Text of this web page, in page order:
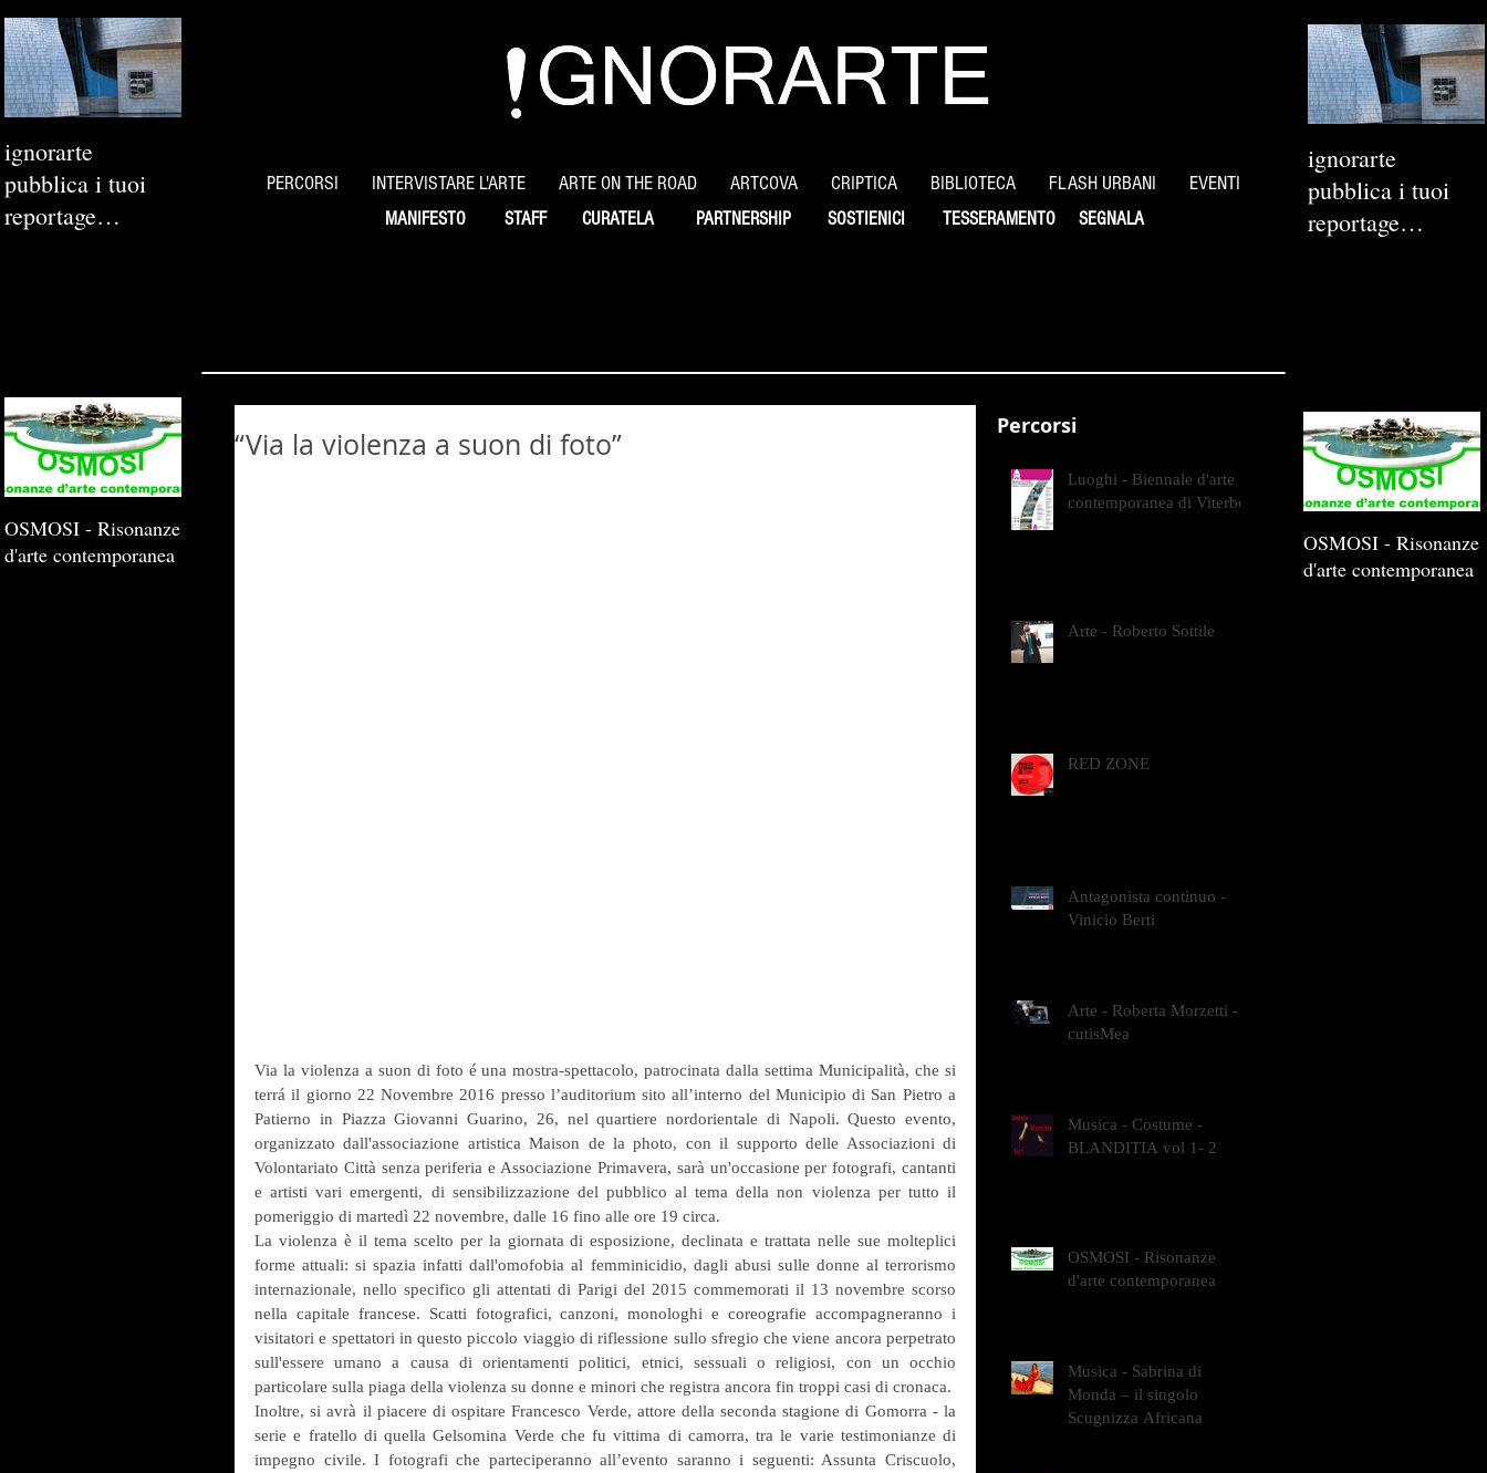
ignorarte
pubblica i tuoi
reportage
PERCORSI INTERVISTARE L'ARTE ARTE ON THE ROAD ARTCOVA CRIPTICA BIBLIOTECA FLASH URBANI EVENTI
MANIFESTO STAFF CURATELA PARTNERSHIP SOSTIENICI SEGNALA
TESSERAMENTO
ignorarte
pubblica i tuoi
reportage
“Via la violenza a suon di foto”
Via la violenza a suon di foto é una mostra-spettacolo, patrocinata dalla settima Municipalità, che si
terrá il giorno 22 Novembre 2016 presso l’auditorium sito all’interno del Municipio di San Pietro a
Patierno in Piazza Giovanni Guarino, 26, nel quartiere nordorientale di Napoli. Questo evento,
organizzato dall'associazione artistica Maison de la photo, con il supporto delle Associazioni di
Volontariato Città senza periferia e Associazione Primavera, sarà un'occasione per fotografi, cantanti
e artisti vari emergenti, di sensibilizzazione del pubblico al tema della non violenza per tutto il
pomeriggio di martedì 22 novembre, dalle 16 fino alle ore 19 circa.
La violenza è il tema scelto per la giornata di esposizione, declinata e trattata nelle sue molteplici
forme attuali: si spazia infatti dall'omofobia al femminicidio, dagli abusi sulle donne al terrorismo
internazionale, nello specifico gli attentati di Parigi del 2015 commemorati il 13 novembre scorso
nella capitale francese. Scatti fotografici, canzoni, monologhi e coreografie accompagneranno i
visitatori e spettatori in questo piccolo viaggio di riflessione sullo sfregio che viene ancora perpetrato
sull'essere umano a causa di orientamenti politici, etnici, sessuali o religiosi, con un occhio
particolare sulla piaga della violenza su donne e minori che registra ancora fin troppi casi di cronaca.
Inoltre, si avrà il piacere di ospitare Francesco Verde, attore della seconda stagione di Gomorra - la
serie e fratello di quella Gelsomina Verde che fu vittima di camorra, tra le varie testimonianze di
impegno civile. I fotografi che parteciperanno all’evento saranno i seguenti: Assunta Criscuolo,
Percorsi
Luoghi - Biennale d'arte
contemporanea di Viterbo
Arte - Roberto Sottile
RED ZONE
Antagonista continuo -
Vinicio Berti
Arte - Roberta Morzetti -
cutisMea
Musica - Costume -
BLANDITIA vol 1- 2
OSMOSI - Risonanze
d'arte contemporanea
Musica - Sabrina di
Monda – il singolo
Scugnizza Africana
OSMOSI - Risonanze
d'arte contemporanea
OSMOSI - Risonanze
d'arte contemporanea